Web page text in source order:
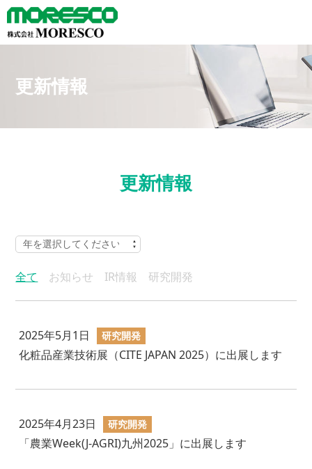
更新情報
更新情報
全て お知らせ IR情報 研究開発
2025年5月1日 研究開発
化粧品産業技術展（CITE JAPAN 2025）に出展します
2025年4月23日 研究開発
「農業Week(J-AGRI)九州2025」に出展します